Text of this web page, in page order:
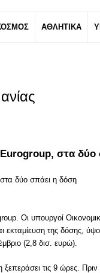
ΑΘΛΗΤΙΚΑ
στα
Οι υπουργοί
εκταμίευση της δόσης,
(2,8 δισ. ευρώ).
τις 9 ώρες.